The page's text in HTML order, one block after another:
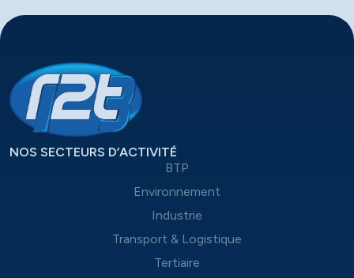
NOS SECTEURS D’ACTIVITÉ
BTP
Environnement
Industrie
Transport & Logistique
Tertiaire